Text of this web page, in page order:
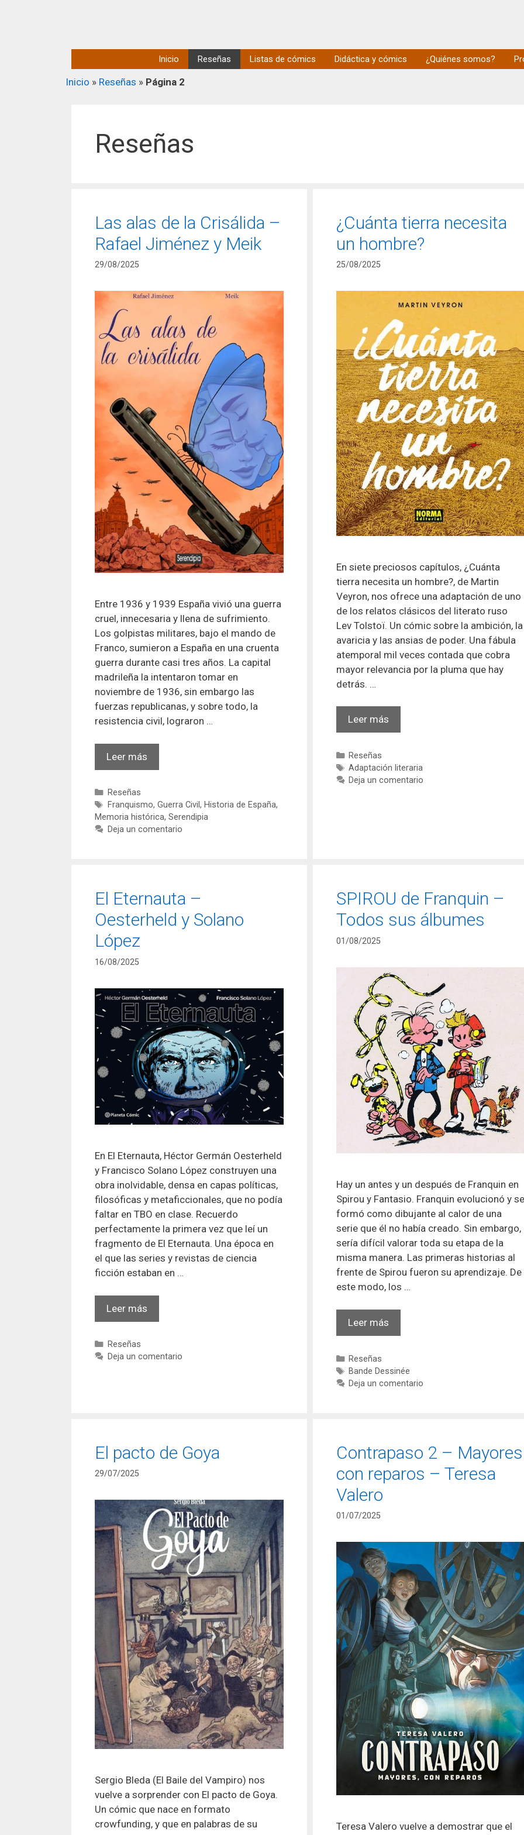
Inicio Reseñas Listas de cómics Didáctica y cómics ¿Quiénes somos?
Inicio » Reseñas » Página 2
Reseñas
Las alas de la Crisálida –
Rafael Jiménez y Meik
29/08/2025
Entre 1936 y 1939 España vivió una guerra
cruel, innecesaria y llena de sufrimiento.
Los golpistas militares, bajo el mando de
Franco, sumieron a España en una cruenta
guerra durante casi tres años. La capital
madrileña la intentaron tomar en
noviembre de 1936, sin embargo las
fuerzas republicanas, y sobre todo, la
resistencia civil, lograron …
Leer más
alas
Crisálida
–
Categorías
Reseñas
Etiquetas
Franquismo, Guerra Civil, Historia de España,
Memoria histórica, Serendipia
Deja un comentario
¿Cuánta tierra necesita
un hombre?
25/08/2025
En siete preciosos capítulos, ¿Cuánta
tierra necesita un hombre?, de Martin
Veyron, nos ofrece una adaptación de uno
de los relatos clásicos del literato ruso
Lev Tolstoï. Un cómic sobre la ambición, la
avaricia y las ansias de poder. Una fábula
atemporal mil veces contada que cobra
mayor relevancia por la pluma que hay
detrás. …
Leer más¿Cuánta
tierra
un
hombre?
Categorías
Reseñas
Etiquetas
Adaptación literaria
Deja un comentario
El Eternauta –
Oesterheld y Solano
López
16/08/2025
En El Eternauta, Héctor Germán Oesterheld
y Francisco Solano López construyen una
obra inolvidable, densa en capas políticas,
filosóficas y metaficcionales, que no podía
faltar en TBO en clase. Recuerdo
perfectamente la primera vez que leí un
fragmento de El Eternauta. Una época en
el que las series y revistas de ciencia
ficción estaban en …
Leer más
Eternauta
Oesterheld
Categorías
Reseñas
Deja un comentario
SPIROU de Franquin –
Todos sus álbumes
01/08/2025
Hay un antes y un después de Franquin en
Spirou y Fantasio. Franquin evolucionó y se
formó como dibujante al calor de una
serie que él no había creado. Sin embargo,
sería difícil valorar toda su etapa de la
misma manera. Las primeras historias al
frente de Spirou fueron su aprendizaje. De
este modo, los …
Leer másSPIROU
de
Todos
Categorías
Reseñas
Etiquetas
Bande Dessinée
Deja un comentario
El pacto de Goya
29/07/2025
Sergio Bleda (El Baile del Vampiro) nos
vuelve a sorprender con El pacto de Goya.
Un cómic que nace en formato
crowfunding, y que en palabras de su
Contrapaso 2 – Mayores
con reparos – Teresa
Valero
01/07/2025
Teresa Valero vuelve a demostrar que el